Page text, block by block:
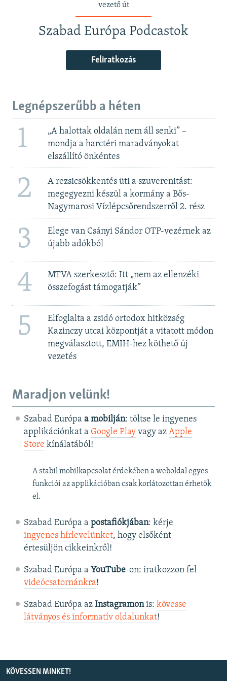
vezető út
Szabad Európa Podcastok
Feliratkozás
Legnépszerűbb a héten
1
„A halottak oldalán nem áll senki” –
mondja a harctéri maradványokat
elszállító önkéntes
2
A rezsicsökkentés üti a szuverenitást:
megegyezni készül a kormány a Bős-
Nagymarosi Vízlépcsőrendszerről 2. rész
3
Elege van Csányi Sándor OTP-vezérnek az
újabb adókból
4
MTVA szerkesztő: Itt „nem az ellenzéki
összefogást támogatják”
5
Elfoglalta a zsidó ortodox hitközség
Kazinczy utcai központját a vitatott módon
megválasztott, EMIH-hez köthető új
vezetés
Maradjon velünk!
Szabad Európa a mobilján: töltse le ingyenes
applikációnkat a Google Playvagy az Apple
Store kínálatából!
A stabil mobilkapcsolat érdekében a weboldal egyes
funkciói az applikációban csak korlátozottan érhetők
el.
Szabad Európa a postafiókjában: kérje
ingyenes hírlevelünket, hogy elsőként
értesüljön cikkeinkről!
Szabad Európa a YouTube-on: iratkozzon fel
videócsatornánkra!
Szabad Európa az Instagramonis: kövesse
látványos és informatív oldalunkat! ​
KÖVESSEN MINKET!